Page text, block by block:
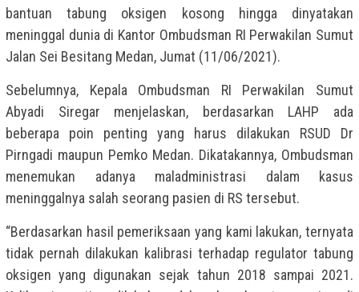
bantuan tabung oksigen kosong hingga dinyatakan
meninggal dunia di Kantor Ombudsman RI Perwakilan Sumut
Jalan Sei Besitang Medan, Jumat (11/06/2021).
Sebelumnya, Kepala Ombudsman RI Perwakilan Sumut
Abyadi Siregar menjelaskan, berdasarkan LAHP ada
beberapa poin penting yang harus dilakukan RSUD Dr
Pirngadi maupun Pemko Medan. Dikatakannya, Ombudsman
menemukan adanya maladministrasi dalam kasus
meninggalnya salah seorang pasien di RS tersebut.
“Berdasarkan hasil pemeriksaan yang kami lakukan, ternyata
tidak pernah dilakukan kalibrasi terhadap regulator tabung
oksigen yang digunakan sejak tahun 2018 sampai 2021.